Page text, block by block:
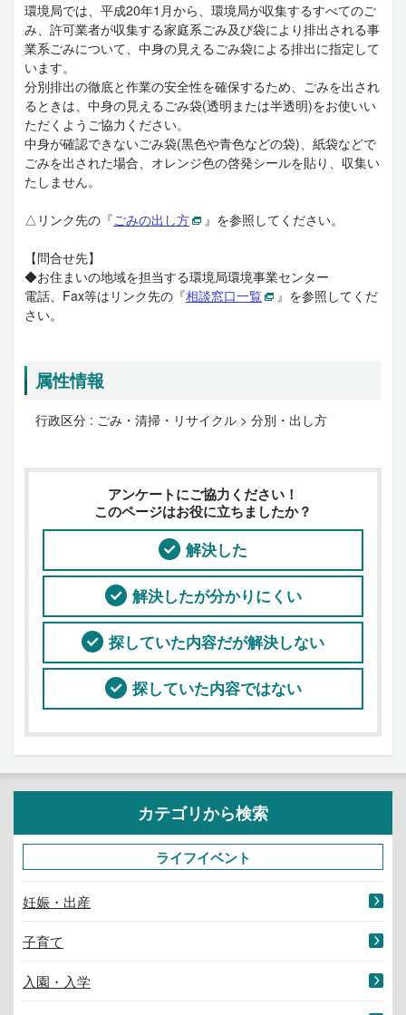
環境局では、平成20年1月から、環境局が収集するすべてのご
み、許可業者が収集する家庭系ごみ及び袋により排出される事
業系ごみについて、中身の見えるごみ袋による排出に指定して
います。
分別排出の徹底と作業の安全性を確保するため、ごみを出され
るときは、中身の見えるごみ袋(透明または半透明)をお使いい
ただくようご協力ください。
中身が確認できないごみ袋(黒色や青色などの袋)、紙袋などで
ごみを出された場合、オレンジ色の啓発シールを貼り、収集い
たしません。
△リンク先の『ごみの出し方 』を参照してください。
【問合せ先】
◆お住まいの地域を担当する環境局環境事業センター
電話、Fax等はリンク先の『相談窓口一覧
』を参照してくだ
さい。
属性情報
行政区分 : ごみ・清掃・リサイクル > 分別・出し方
アンケートにご協力ください！
このページはお役に立ちましたか？
解決した
解決したが分かりにくい
探していた内容だが解決しない
探していた内容ではない
カテゴリから検索
ライフイベント
妊娠・出産
子育て
入園・入学